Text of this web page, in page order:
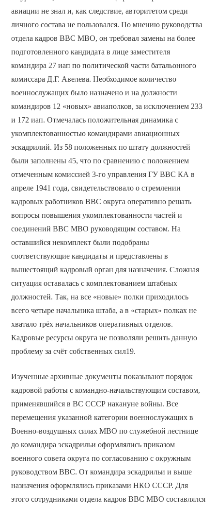
авиации не знал и, как следствие, авторитетом среди
личного состава не пользовался. По мнению руководства
отдела кадров ВВС МВО, он требовал замены на более
подготовленного кандидата в лице заместителя
командира 27 иап по политической части батальонного
комиссара Д.Г. Авелева. Необходимое количество
военнослужащих было назначено и на должности
командиров 12 «новых» авиаполков, за исключением 233
и 172 иап. Отмечалась положительная динамика с
укомплектованностью командирами авиационных
эскадрилий. Из 58 положенных по штату должностей
были заполнены 45, что по сравнению с положением
отмеченным комиссией 3-го управления ГУ ВВС КА в
апреле 1941 года, свидетельствовало о стремлении
кадровых работников ВВС округа оперативно решать
вопросы повышения укомплектованности частей и
соединений ВВС МВО руководящим составом. На
оставшийся некомплект были подобраны
соответствующие кандидаты и представлены в
вышестоящий кадровый орган для назначения. Сложная
ситуация оставалась с комплектованием штабных
должностей. Так, на все «новые» полки приходилось
всего четыре начальника штаба, а в «старых» полках не
хватало трёх начальников оперативных отделов.
Кадровые ресурсы округа не позволяли решить данную
проблему за счёт собственных сил19.
Изученные архивные документы показывают порядок
кадровой работы с командно-начальствующим составом,
применявшийся в ВС СССР накануне войны. Все
перемещения указанной категории военнослужащих в
Военно-воздушных силах МВО по служебной лестнице
до командира эскадрильи оформлялись приказом
военного совета округа по согласованию с окружным
руководством ВВС. От командира эскадрильи и выше
назначения оформлялись приказами НКО СССР. Для
этого сотрудниками отдела кадров ВВС МВО составлялся